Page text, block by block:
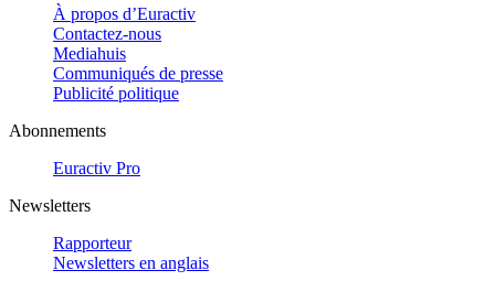
À propos d’Euractiv
Contactez-nous
Mediahuis
Communiqués de presse
Publicité politique
Abonnements
Euractiv Pro
Newsletters
Rapporteur
Newsletters en anglais